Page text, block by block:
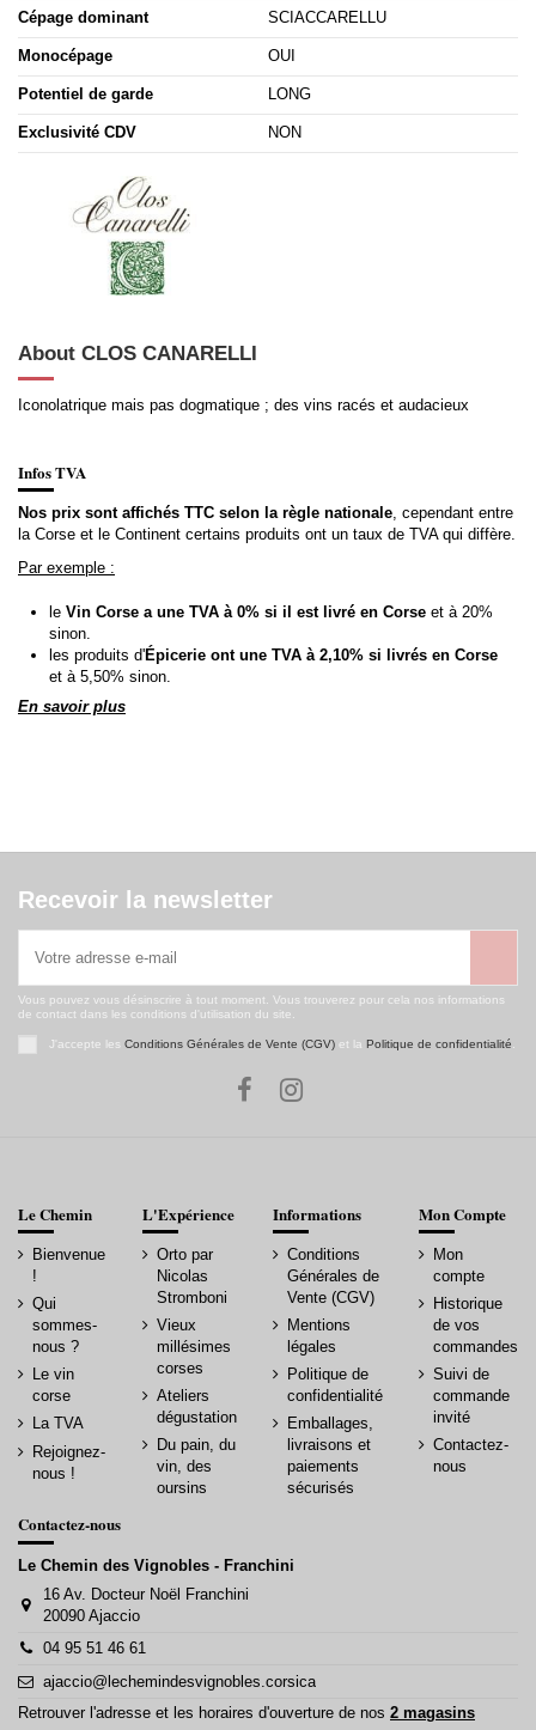
Cépage dominant SCIACCARELLU
Monocépage OUI
Potentiel de garde LONG
Exclusivité CDV NON
About CLOS CANARELLI
Iconolatrique mais pas dogmatique ; des vins racés et audacieux
Infos TVA
Nos prix sont affichés TTC selon la règle nationale, cependant entre
la Corse et le Continent certains produits ont un taux de TVA qui diffère.
Par exemple :
le Vin Corse a une TVA à 0% si il est livré en Corse et à 20%
sinon.
les produits d'Épicerie ont une TVA à 2,10% si livrés en Corse
et à 5,50% sinon.
En savoir plus
Recevoir la newsletter
Vous pouvez vous désinscrire à tout moment. Vous trouverez pour cela nos informations
de contact dans les conditions d'utilisation du site.
J'accepte les Conditions Générales de Vente (CGV)et la Politique de confidentialité
Le Chemin
Bienvenue
!
Qui
sommes-
nous ?
Le vin
corse
La TVA
Rejoignez-
nous !
L'Expérience
Orto par
Nicolas
Stromboni
Vieux
millésimes
corses
Ateliers
dégustation
Du pain, du
vin, des
oursins
Informations
Conditions
Générales de
Vente (CGV)
Mentions
légales
Politique de
confidentialité
Emballages,
livraisons et
paiements
sécurisés
Mon Compte
Mon
compte
Historique
de vos
commandes
Suivi de
commande
invité
Contactez-
nous
Contactez-nous
Le Chemin des Vignobles - Franchini
16 Av. Docteur Noël Franchini
20090 Ajaccio
04 95 51 46 61
ajaccio@lechemindesvignobles.corsica
Retrouver l'adresse et les horaires d'ouverture de nos 2 magasins